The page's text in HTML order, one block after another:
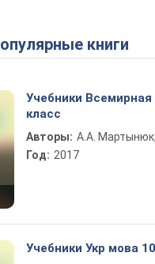
книги
Учебники Всемирная
класс
Авторы: А.А.
Год: 2017
Учебники Укр мова